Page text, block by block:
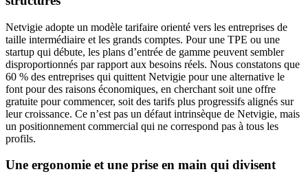
Netvigie adopte un modèle tarifaire orienté vers les entreprises de
taille intermédiaire et les grands comptes. Pour une TPE ou une
startup qui débute, les plans d’entrée de gamme peuvent sembler
disproportionnés par rapport aux besoins réels. Nous constatons que
60 % des entreprises qui quittent Netvigie pour une alternative le
font pour des raisons économiques, en cherchant soit une offre
gratuite pour commencer, soit des tarifs plus progressifs alignés sur
leur croissance. Ce n’est pas un défaut intrinsèque de Netvigie, mais
un positionnement commercial qui ne correspond pas à tous les
profils.
Une ergonomie et une prise en main qui divisent